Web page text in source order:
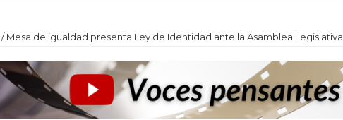
/ Mesa de igualdad presenta Ley de Identidad ante la Asamblea Legislativa